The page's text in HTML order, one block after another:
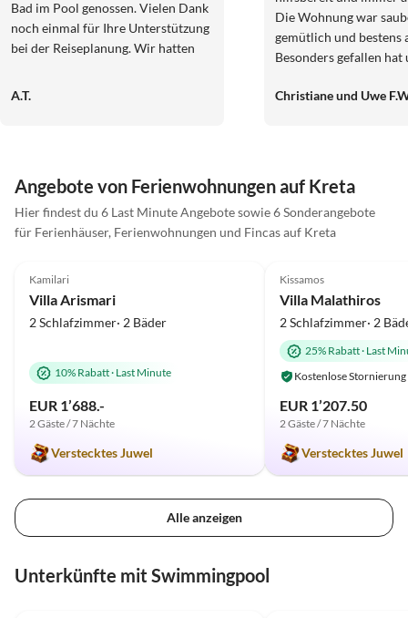
Bad im Pool genossen. Vielen Dank
noch einmal für Ihre Unterstützung
bei der Reiseplanung. Wir hatten
Menschen sind wirklich sehr nett
A.T.
Die Wohnung war
gemütlich und bestens
Besonders gefallen hat
sehr gerne wieder und
Christiane und Uwe
Angebote von Ferienwohnungen auf Kreta
Hier findest du 6 Last Minute Angebote sowie 6 Sonderangebote
für Ferienhäuser, Ferienwohnungen und Fincas auf Kreta
Kamilari
Villa Arismari
2 Schlafzimmer· 2 Bäder
10% Rabatt· Last Minute
EUR 1’688.-
2 Gäste / 7 Nächte
Verstecktes Juwel
Kissamos
Villa Malathiros
2 Schlafzimmer· 2
25% Rabatt· Last
Kostenlose Stornierung
EUR 1’207.50
2 Gäste / 7 Nächte
Verstecktes Juwel
Alle anzeigen
Unterkünfte mit Swimmingpool